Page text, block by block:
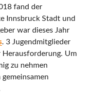
fand der
Innsbruck Stadt und
war dieses Jahr
. 3 Jugendmitglieder
Herausforderung. Um
zu nehmen